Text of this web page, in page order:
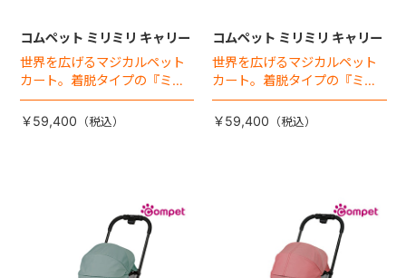
コムペット ミリミリ キャリー
世界を広げるマジカルペット
カート。着脱タイプの『ミリ
ミリEG』 がフルモデルチェン
ジ 。新機能「マジカルフォー
￥59,400
コムペット ミリミリ キャリー
世界を広げるマジカルペット
カート。着脱タイプの『ミリ
ミリEG』 がフルモデルチェン
ジ 。新機能「マジカルフォー
￥59,400